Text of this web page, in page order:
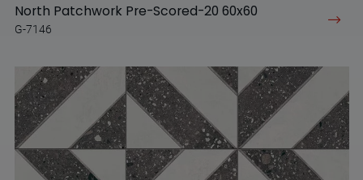
North Patchwork Pre-Scored-20 60x60
G-7146